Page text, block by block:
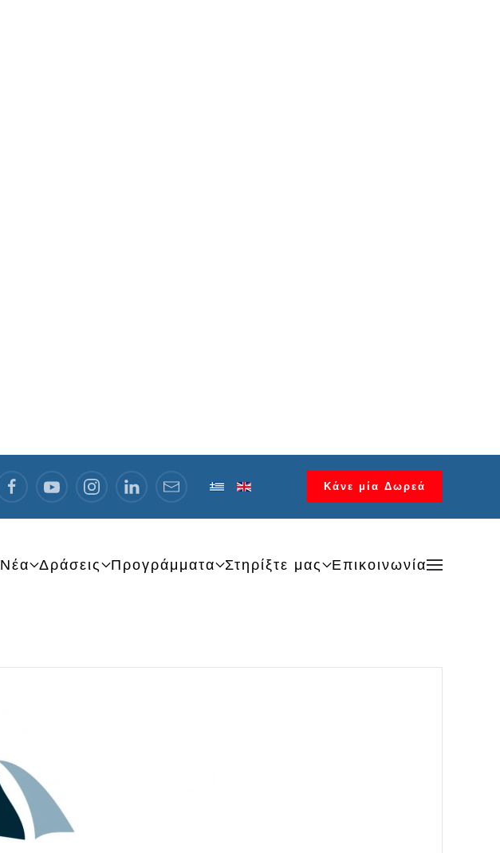
Κάνε μία Δωρεά
Νέα Δράσεις Προγράμματα Στηρίξτε μας Επικοινωνία